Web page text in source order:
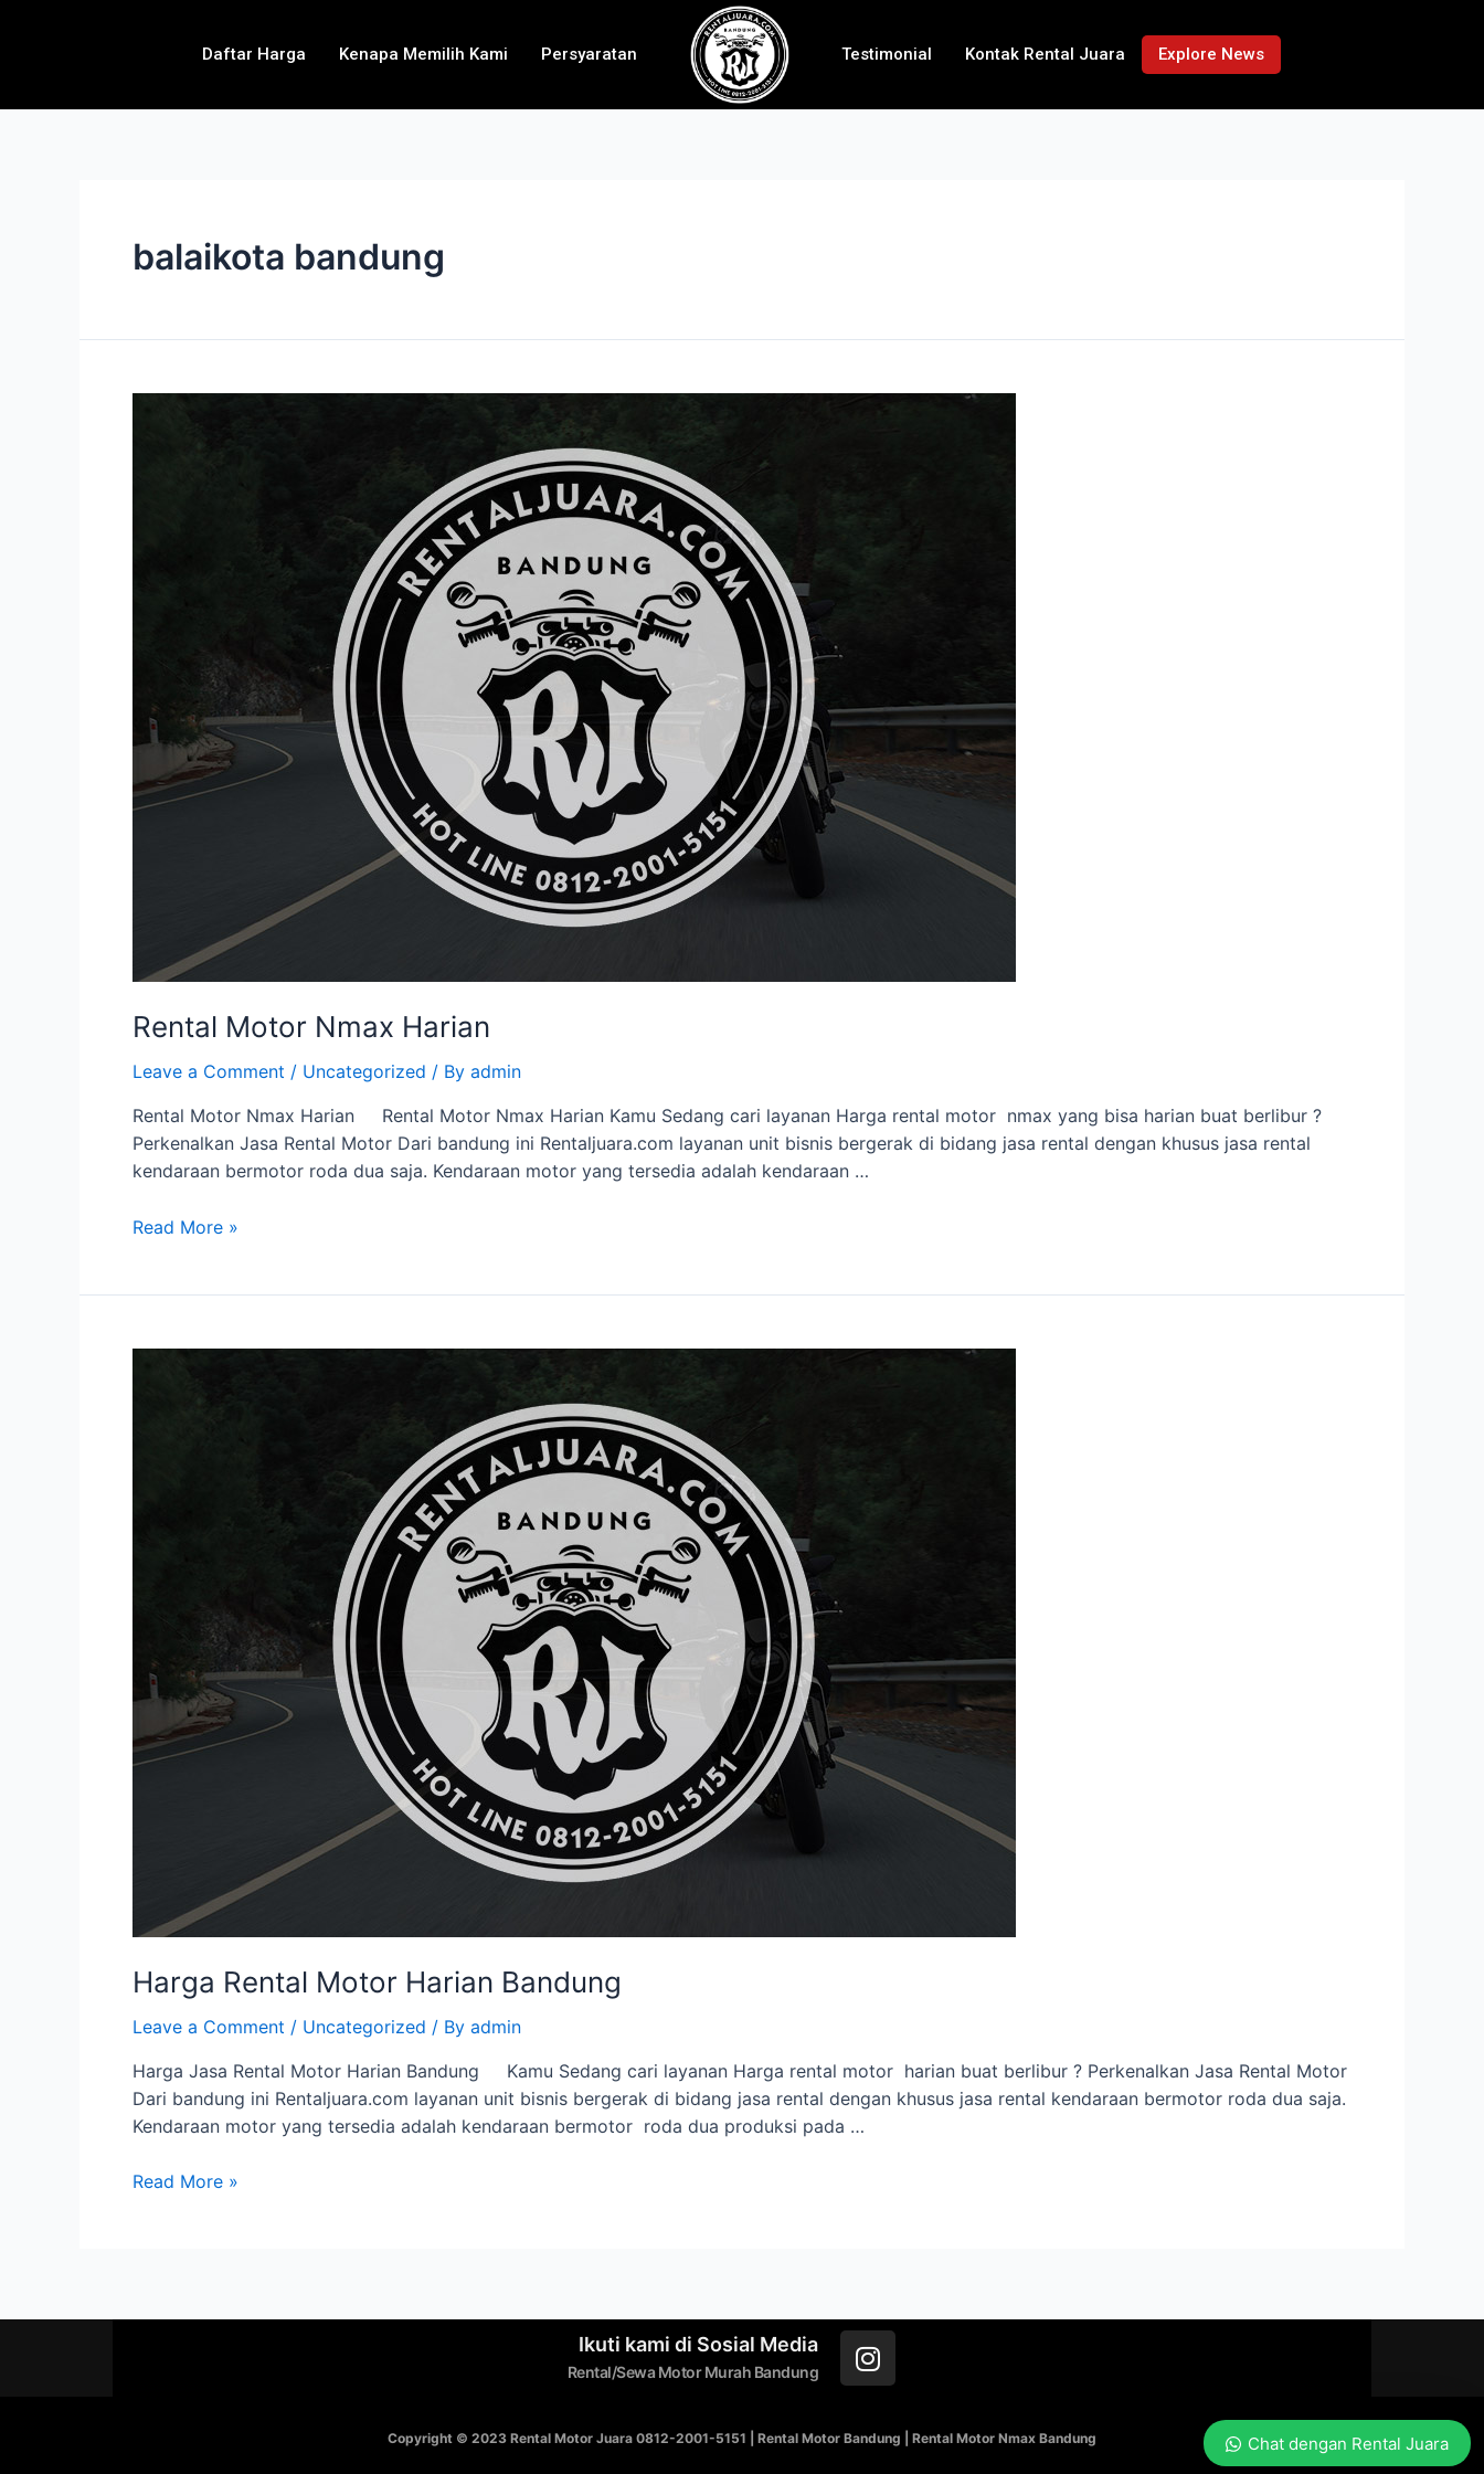
Daftar Harga Kenapa Memilih Kami Persyaratan Testimonial Kontak Rental Juara Explore News
balaikota bandung
Rental Motor Nmax Harian
Leave a Comment / Uncategorized / By admin
Rental Motor Nmax Harian Rental Motor Nmax Harian Kamu Sedang cari layanan Harga rental motor nmax yang bisa harian buat berlibur ?
Perkenalkan Jasa Rental Motor Dari bandung ini Rentaljuara.com layanan unit bisnis bergerak di bidang jasa rental dengan khusus jasa rental
kendaraan bermotor roda dua saja. Kendaraan motor yang tersedia adalah kendaraan …
Read More »
Harga Rental Motor Harian Bandung
Leave a Comment / Uncategorized / By admin
Harga Jasa Rental Motor Harian Bandung Kamu Sedang cari layanan Harga rental motor harian buat berlibur ? Perkenalkan Jasa Rental Motor
Dari bandung ini Rentaljuara.com layanan unit bisnis bergerak di bidang jasa rental dengan khusus jasa rental kendaraan bermotor roda dua saja.
Kendaraan motor yang tersedia adalah kendaraan bermotor roda dua produksi pada …
Read More »
Ikuti kami di Sosial Media
Rental/Sewa Motor Murah Bandung
Copyright © 2023 Rental Motor Juara 0812-2001-5151 | Rental Motor Bandung | Rental Motor Nmax Bandung Chat dengan Rental Juara